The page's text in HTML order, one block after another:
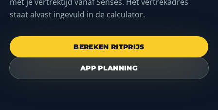
staat alvast ingevuld in de calculator.
BEREKEN RITPRIJS
APP PLANNING